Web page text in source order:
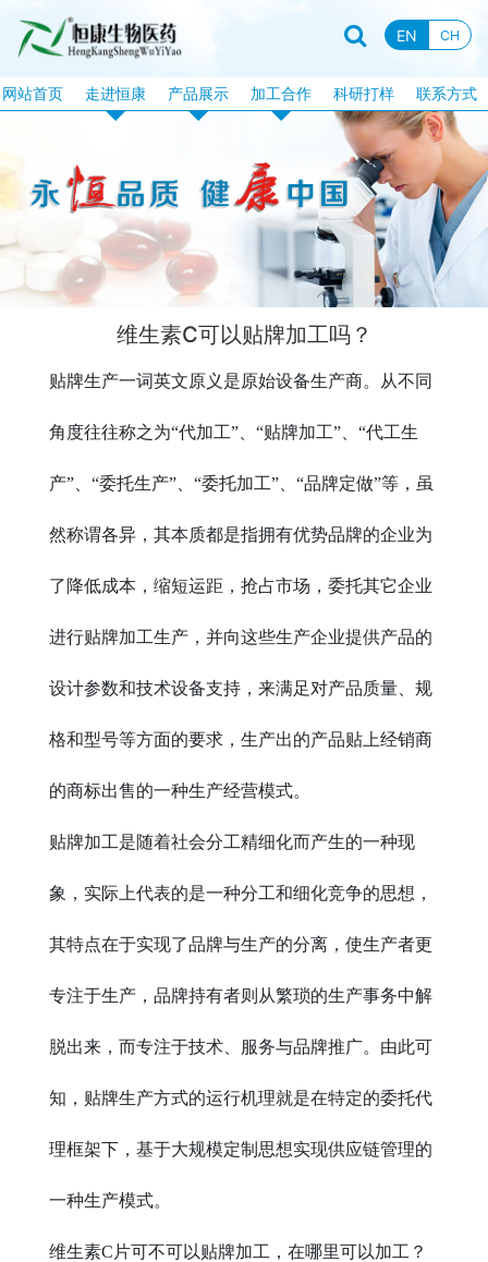
EN CH
网站首页
走进恒康
企业资质
行业资讯
企业文化
企业视频
品牌故事
产品展示
恒康产品
液饮产品
露酒系列
丸剂系列
化妆品系列
消械系列
加工合作
片剂加工
固体饮料加工
软胶囊加工
包衣片加工
口服液体加工
加工目录
丸剂加工
科研打样 联系方式
维生素C可以贴牌加工吗？
贴牌生产一词英文原义是原始设备生产商。从不同
角度往往称之为“代加工”、“贴牌加工”、“代工生
产”、“委托生产”、“委托加工”、“品牌定做”等，虽
然称谓各异，其本质都是指拥有优势品牌的企业为
了降低成本，缩短运距，抢占市场，委托其它企业
进行贴牌加工生产，并向这些生产企业提供产品的
设计参数和技术设备支持，来满足对产品质量、规
格和型号等方面的要求，生产出的产品贴上经销商
的商标出售的一种生产经营模式。
贴牌加工是随着社会分工精细化而产生的一种现
象，实际上代表的是一种分工和细化竞争的思想，
其特点在于实现了品牌与生产的分离，使生产者更
专注于生产，品牌持有者则从繁琐的生产事务中解
脱出来，而专注于技术、服务与品牌推广。由此可
知，贴牌生产方式的运行机理就是在特定的委托代
理框架下，基于大规模定制思想实现供应链管理的
一种生产模式。
维生素C片可不可以贴牌加工，在哪里可以加工？